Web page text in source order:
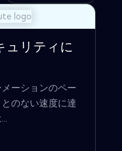
ュリティに
ーションのペー
のない速度に達